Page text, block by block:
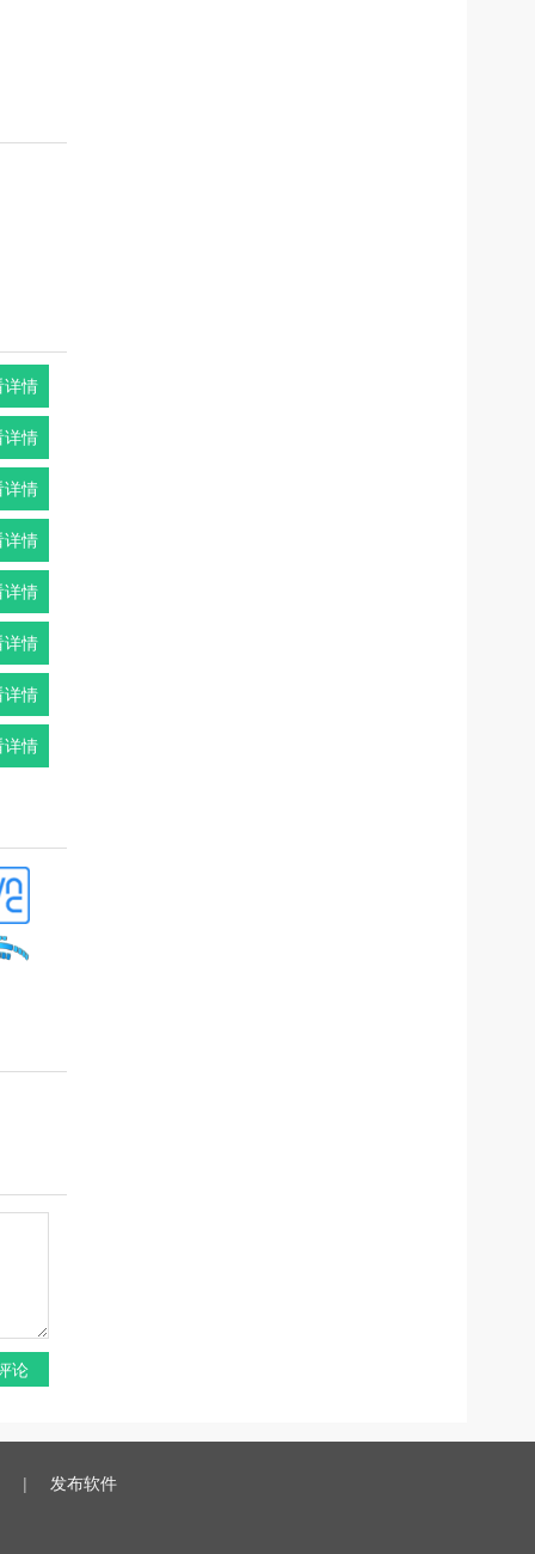
详情
详情
详情
详情
详情
详情
详情
详情
论
| 发布软件